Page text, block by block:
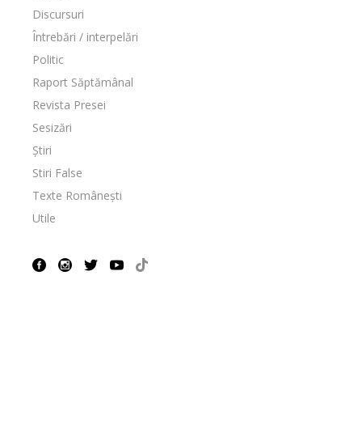
Discursuri
Întrebări / interpelări
Politic
Raport Săptămânal
Revista Presei
Sesizări
Știri
Stiri False
Texte Românești
Utile